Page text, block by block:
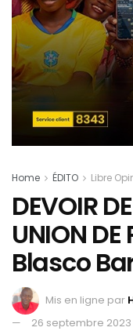
Home ÉDITO Libre
DEVOIR
UNION DE
Blasco
Mis en ligne par
26 septembre 2023